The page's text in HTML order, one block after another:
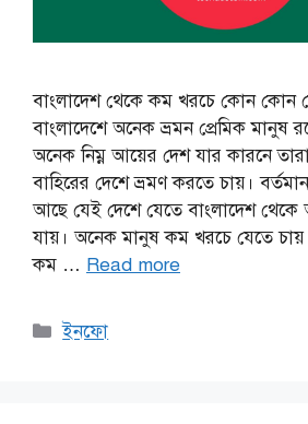
বাংলাদেশ থেকে কম খরচে কোন কোন
বাংলাদেশে অনেক ভ্রমন প্রেমিক মানুষ
অনেক নিম্ন আয়ের দেশ যার কারনে
বাহিরের দেশে ভ্রমণ করতে চায়।
আছে যেই দেশে যেতে বাংলাদেশ
যায়। অনেক মানুষ কম খরচে যেতে
কম … Read more
Categories
ইনফো